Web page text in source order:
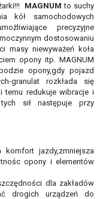
MAGNUMto suchy
kół samochodowych
precyzyjne
dostosowaniu
masy niewyważeń koła
opony itp. MAGNUM
opony,gdy pojazd
granulat rozkłada się
temu redukuje wibracje i
tych sił następuje przy
komfort jazdy,zmniejsza
opony i elementów
dla zakładów
drogich urządzeń do